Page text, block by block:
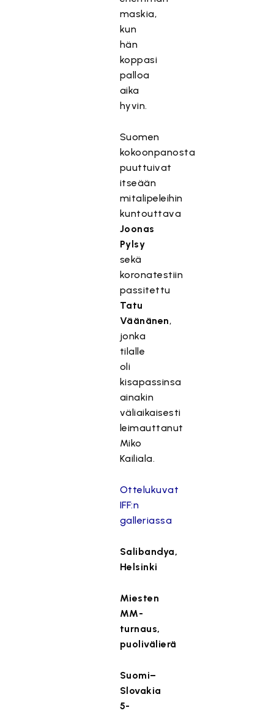
maskia,
kun
hän
koppasi
palloa
aika
hyvin.
Suomen
kokoonpanosta
puuttuivat
itseään
mitalipeleihin
kuntouttava
Joonas
Pylsy
sekä
koronatestiin
passitettu
Tatu
Väänänen,
jonka
tilalle
oli
kisapassinsa
ainakin
väliaikaisesti
leimauttanut
Miko
Kailiala.
Ottelukuvat
IFF:n
galleriassa
Salibandya,
Helsinki
Miesten
MM-
turnaus,
puolivälierä
Suomi–
Slovakia
5-